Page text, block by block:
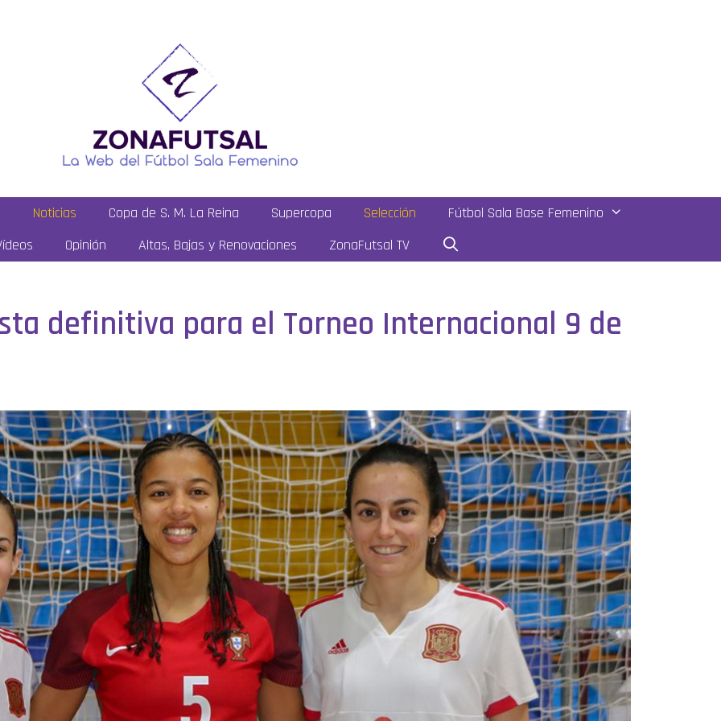
Noticias Copa de S. M. La Reina Supercopa Selección
Fútbol Sala Base Femenino
Opinión Altas, Bajas y Renovaciones ZonaFutsal TV
definitiva para el Torneo Internacional 9 de